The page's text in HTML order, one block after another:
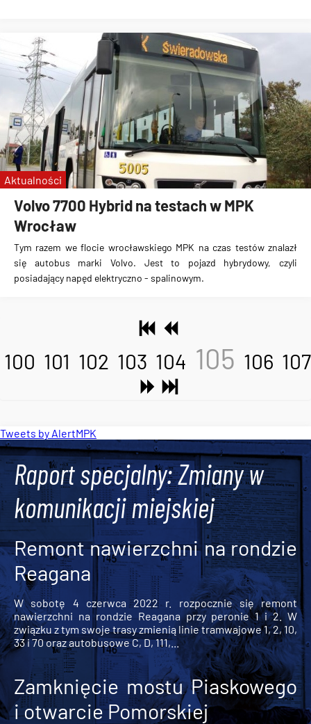
Volvo 7700 Hybrid na testach w MPK
Wrocław
Tym razem we flocie wrocławskiego MPK na czas testów znalazł
się autobus marki Volvo. Jest to pojazd hybrydowy, czyli
posiadający napęd elektryczno - spalinowym.
Aktualności
100 101 102 103 104 105 106 107
Tweets by AlertMPK
Raport specjalny: Zmiany w
komunikacji miejskiej
Remont nawierzchni na rondzie
Reagana
W sobotę 4 czerwca 2022 r. rozpocznie się remont
nawierzchni na rondzie Reagana przy peronie 1 i 2. W
związku z tym swoje trasy zmienią linie tramwajowe 1, 2, 10,
33 i 70 oraz autobusowe C, D, 111,...
Zamknięcie mostu Piaskowego
i otwarcie Pomorskiej